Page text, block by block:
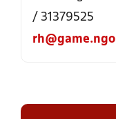
/ 31379525
rh@game.ngo